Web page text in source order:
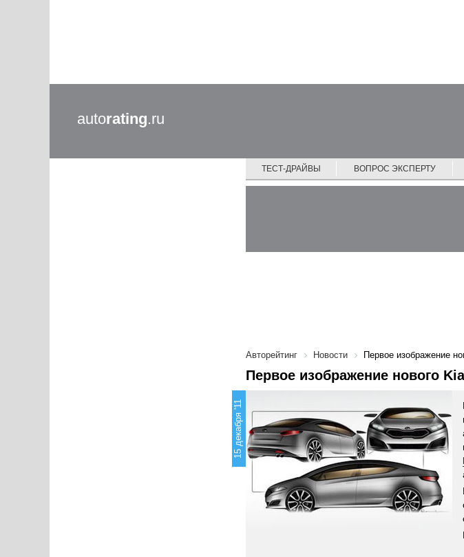
autorating.ru
ТЕСТ-ДРАЙВЫ ВОПРОС ЭКСПЕРТУ
Авторейтинг Новости Первое изображение
Первое изображение нового
15 декабря '11